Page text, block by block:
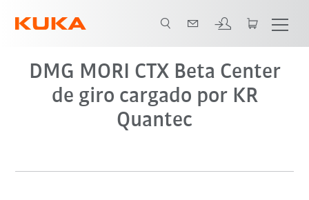
DMG MORI CTX Beta Center
de giro cargado por KR
Quantec